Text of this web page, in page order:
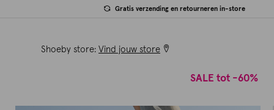
Gratis verzending en retourneren in-store
Shoeby store: Vind jouw store
SALE tot -60%